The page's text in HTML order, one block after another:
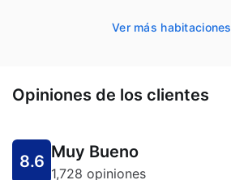
Ver más habitaciones
Opiniones de los clientes
8.6 Muy Bueno
1,728 opiniones